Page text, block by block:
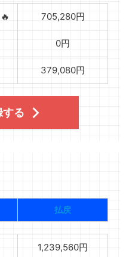
705,280円
0円
379,080円
する
払戻
1,239,560円